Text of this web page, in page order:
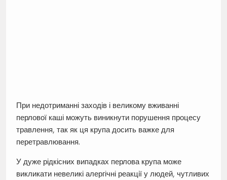
При недотриманні заходів і великому вживанні
перлової каші можуть виникнути порушення процесу
травлення, так як ця крупа досить важке для
перетравлювання.
У дуже рідкісних випадках перлова крупа може
викликати невеликі алергічні реакції у людей, чутливих